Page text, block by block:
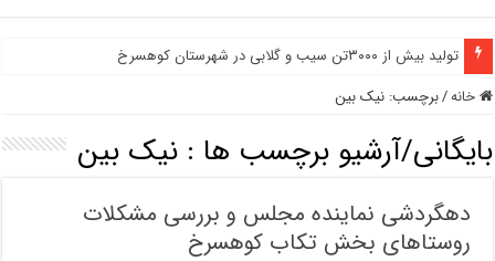
تولید بیش از ۳۰۰۰تن سیب و گلابی در شهرستان کوهسرخ
خانه/برچسب:نیک بین
بایگانی/آرشیو برچسب ها :نیک بین
دهگردشی نماینده مجلس و بررسی مشکلات
روستاهای بخش تکاب کوهسرخ